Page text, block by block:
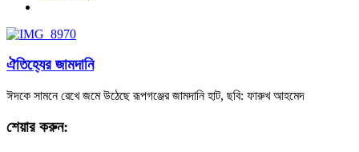
ঐতিহ্যের জামদানি
ঈদকে সামনে রেখে জমে উঠেছে রূপগঞ্জের জামদানি হাট, ছবি: ফারুখ আহমেদ
শেয়ার করুন: